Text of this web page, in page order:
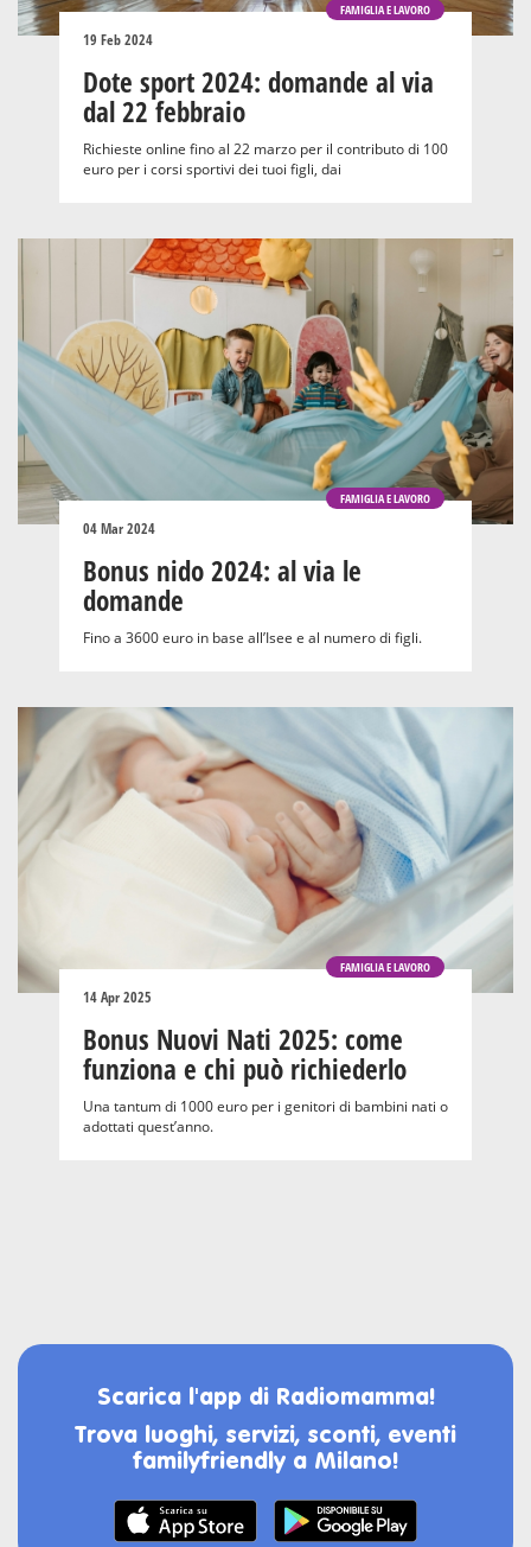
FAMIGLIA E LAVORO
19 Feb 2024
Dote sport 2024: domande al via
dal 22 febbraio
Richieste online fino al 22 marzo per il contributo di 100
euro per i corsi sportivi dei tuoi figli, dai
FAMIGLIA E LAVORO
04 Mar 2024
Bonus nido 2024: al via le
domande
Fino a 3600 euro in base all’Isee e al numero di figli.
FAMIGLIA E LAVORO
14 Apr 2025
Bonus Nuovi Nati 2025: come
funziona e chi può richiederlo
Una tantum di 1000 euro per i genitori di bambini nati o
adottati quest’anno.
Scarica l'app di Radiomamma!
Trova luoghi, servizi, sconti, eventi
familyfriendly a Milano!